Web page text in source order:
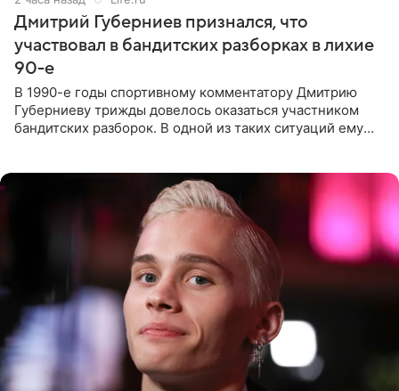
Дмитрий Губерниев признался, что
участвовал в бандитских разборках в лихие
90-е
В 1990-е годы спортивному комментатору Дмитрию
Губерниеву трижды довелось оказаться участником
бандитских разборок. В одной из таких ситуаций ему